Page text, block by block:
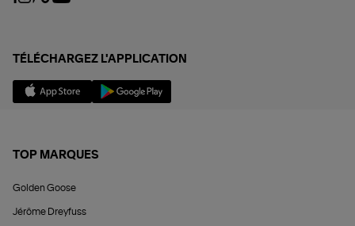
TÉLÉCHARGEZ L'APPLICATION
TOP MARQUES
Golden Goose
Jérôme Dreyfuss